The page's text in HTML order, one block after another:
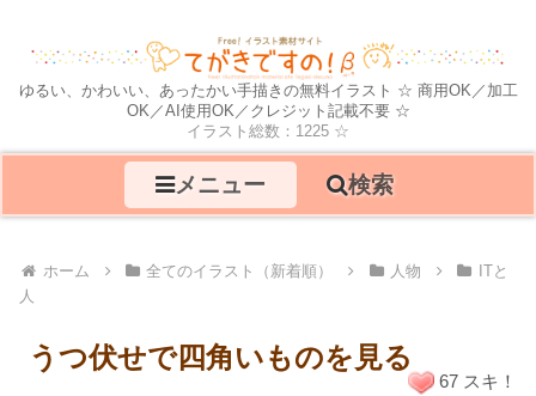
ゆるい、かわいい、あったかい手描きの無料イラスト ☆ 商用OK／加工
OK／AI使用OK／クレジット記載不要 ☆
イラスト総数：1225 ☆
メニュー 検索
ホーム 全てのイラスト（新着順） 人物
ITと
人
うつ伏せで四角いものを見る
67 スキ！